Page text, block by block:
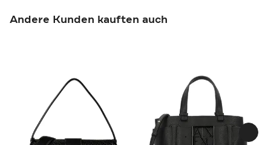
Andere Kunden kauften auch